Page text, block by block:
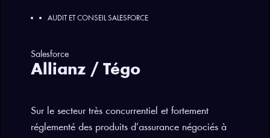
AUDIT ET CONSEIL SALESFORCE
Salesforce
Allianz / Tégo
Sur le secteur très concurrentiel et fortement
réglementé des produits d’assurance négociés à